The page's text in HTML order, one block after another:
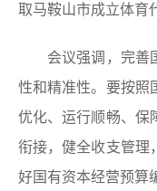
取马鞍山市成立体育
会议强调，完善国
性和精准性。要按照
优化、运行顺畅、保
衔接，健全收支管理
好国有资本经营预算